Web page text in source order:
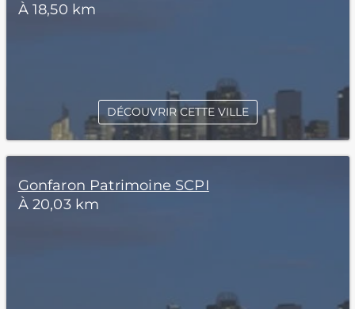
À 18,50 km
DÉCOUVRIR CETTE VILLE
Gonfaron Patrimoine SCPI
À 20,03 km